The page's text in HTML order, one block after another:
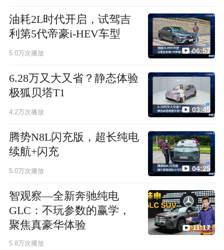
油耗2L时代开启，试驾吉
利第5代帝豪i-HEV车型
5.0万次播放 06:57
6.28万又大又省？静态体验
极狐贝塔T1
4.2万次播放 03:45
腾势N8L闪充版，超长纯电
续航+闪充
5.0万次播放 04:25
智观察—全新奔驰纯电
GLC：不玩参数的赢学，
聚焦真豪华体验
5.8万次播放
11:17